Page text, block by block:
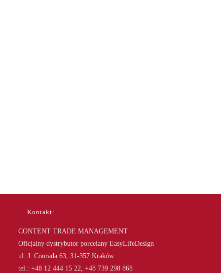
Kontakt:
CONTENT TRADE MANAGEMENT
Oficjalny dystrybutor porcelany EasyLifeDesign
ul. J. Conrada 63, 31-357 Kraków
tel.: +48 12 444 15 22, +48 739 298 868